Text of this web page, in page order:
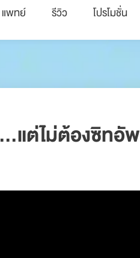
แพทย์ รีวิว โปรโมชั่น
แต่ไม่ต้องซิทอัพ